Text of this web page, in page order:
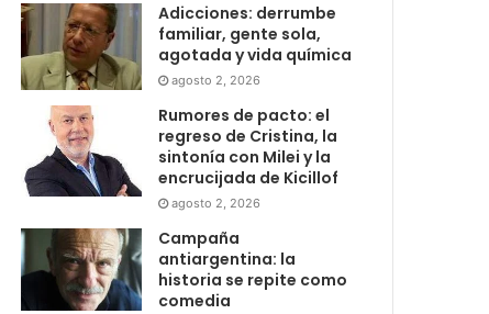
Adicciones: derrumbe
familiar, gente sola,
agotada y vida química
agosto 2, 2026
Rumores de pacto: el
regreso de Cristina, la
sintonía con Milei y la
encrucijada de Kicillof
agosto 2, 2026
Campaña
antiargentina: la
historia se repite como
comedia